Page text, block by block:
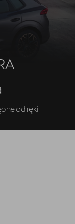
od ręki